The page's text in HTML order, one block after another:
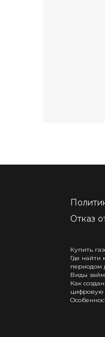
Отказ
Купить
Где найти
периодом
Виды
Как
цифровую